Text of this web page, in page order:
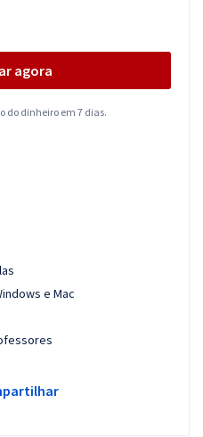
agora
do dinheiro em 7 dias.
e Mac